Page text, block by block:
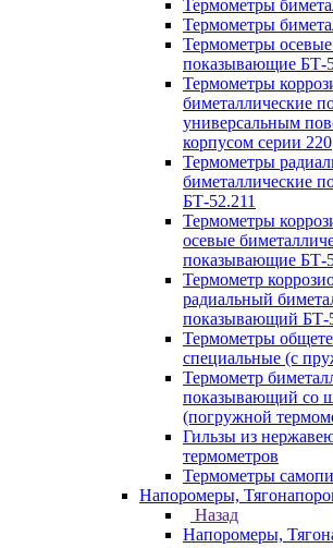
Термометры
Термометры
Термометры
показывающие БТ-
Термометры
биметаллические
универсальным
корпусом серии 220
Термометры
биметаллические
БТ-52.211
Термометры
осевые
показывающие БТ-
Термометр
радиальный
показывающий БТ-
Термометры
специальные (с
Термометр
показывающий со
(погружной
Гильзы из
термометров
Термометры
Напоромеры,
Назад
Напоромеры,